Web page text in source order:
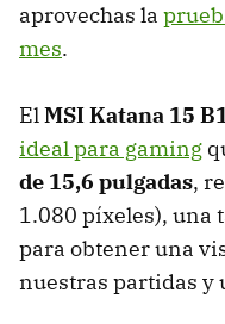
aprovechas la
mes.
ElMSI Katana 15
ideal para gaming
de 15,6 pulgadas,
1.080 píxeles), una
para obtener una
nuestras partidas y